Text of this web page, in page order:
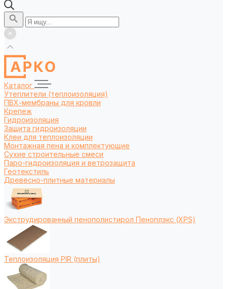
Каталог
Утеплители (теплоизоляция)
ПВХ-мембраны для кровли
Крепеж
Гидроизоляция
Защита гидроизоляции
Клеи для теплоизоляции
Монтажная пена и комплектующие
Сухие строительные смеси
Паро-гидроизоляция и ветрозащита
Геотекстиль
Древесно-плитные материалы
Экструдированный пенополистирол Пеноплэкс (XPS)
Теплоизоляция PIR (плиты)